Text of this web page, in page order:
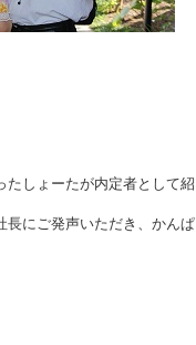
たしょーたが内定者として紹
長にご発声いただき、かんぱ